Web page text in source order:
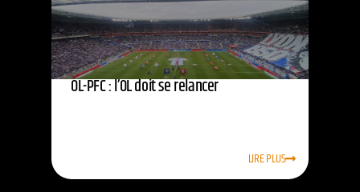
OL-PFC : l’OL doit se relancer
LIRE PLUS